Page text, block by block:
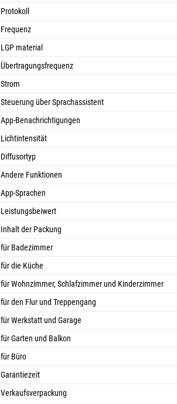
Protokoll
Frequenz
LGP material
Übertragungsfrequenz
Strom
Steuerung über Sprachassistent
App-Benachrichtigungen
Lichtintensität
Diffusortyp
Andere Funktionen
App-Sprachen
Leistungsbeiwert
Inhalt der Packung
für Badezimmer
für die Küche
für Wohnzimmer, Schlafzimmer und Kinderzimmer
für den Flur und Treppengang
für Werkstatt und Garage
für Garten und Balkon
für Büro
Garantiezeit
Verkaufsverpackung